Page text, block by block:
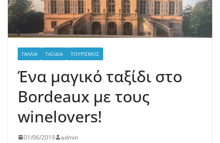
ΓΑΛΛΊΑ ΤΑΞΊΔΙΑ ΤΟΥΡΙΣΜΌΣ
Ένα μαγικό ταξίδι στο
Bordeaux με τους
winelovers!
01/06/2019 admin